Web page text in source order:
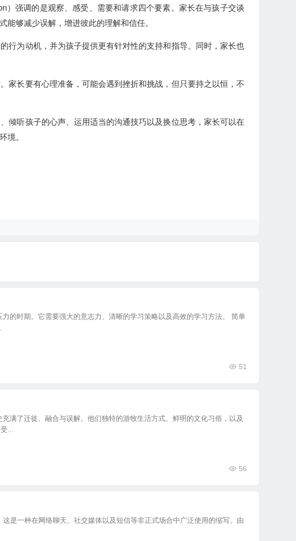
强调的是观察、感受、需要和请求四个要素。家长在与孩子交谈
够减少误解，增进彼此的理解和信任。
行为动机，并为孩子提供更有针对性的支持和指导。同时，家长也
家长要有心理准备，可能会遇到挫折和挑战，但只要持之以恒，不
倾听孩子的心声、运用适当的沟通技巧以及换位思考，家长可以在
境。
的时期。它需要强大的意志力、清晰的学习策略以及高效的学习方法。 简单
51
满了迁徙、融合与误解。他们独特的游牧生活方式、鲜明的文化习俗，以及
...
56
是一种在网络聊天、社交媒体以及短信等非正式场合中广泛使用的缩写。由